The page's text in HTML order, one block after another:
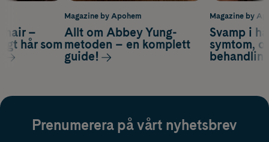
Magazine by
Svamp i
symtom,
hair –
hår som
Magazine by Apohem
Allt om Abbey Yung-
metoden – en komplett
guide!
Prenumerera på vårt nyhetsbrev